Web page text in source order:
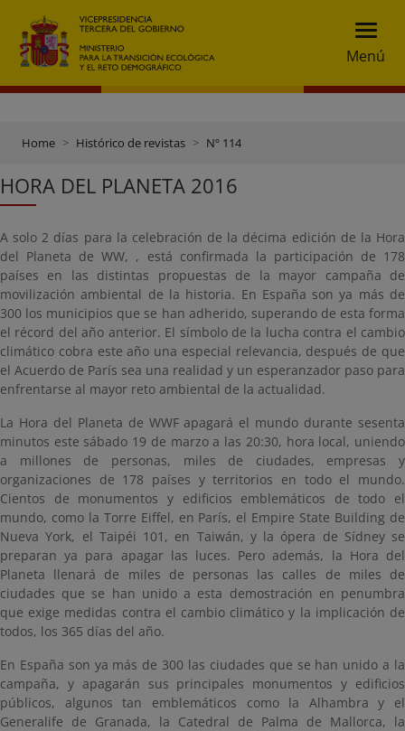
Menú
Home Histórico de revistas Nº 114
HORA DEL PLANETA 2016
A solo 2 días para la celebración de la décima edición de la Hora
del Planeta de WW, , está confirmada la participación de 178
países en las distintas propuestas de la mayor campaña de
movilización ambiental de la historia. En España son ya más de
300 los municipios que se han adherido, superando de esta forma
el récord del año anterior. El símbolo de la lucha contra el cambio
climático cobra este año una especial relevancia, después de que
el Acuerdo de París sea una realidad y un esperanzador paso para
enfrentarse al mayor reto ambiental de la actualidad.
La Hora del Planeta de WWF apagará el mundo durante sesenta
minutos este sábado 19 de marzo a las 20:30, hora local, uniendo
a millones de personas, miles de ciudades, empresas y
organizaciones de 178 países y territorios en todo el mundo.
Cientos de monumentos y edificios emblemáticos de todo el
mundo, como la Torre Eiffel, en París, el Empire State Building de
Nueva York, el Taipéi 101, en Taiwán, y la ópera de Sídney se
preparan ya para apagar las luces. Pero además, la Hora del
Planeta llenará de miles de personas las calles de miles de
ciudades que se han unido a esta demostración en penumbra
que exige medidas contra el cambio climático y la implicación de
todos, los 365 días del año.
En España son ya más de 300 las ciudades que se han unido a la
campaña, y apagarán sus principales monumentos y edificios
públicos, algunos tan emblemáticos como la Alhambra y el
Generalife de Granada, la Catedral de Palma de Mallorca, la